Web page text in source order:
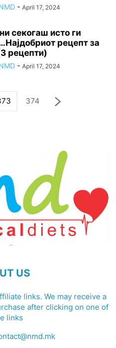
- April 17, 2024
секогаш исто ги
рецепт за
рецепти)
- April 17, 2024
374
US
links. We may receive a
after clicking on one of
links